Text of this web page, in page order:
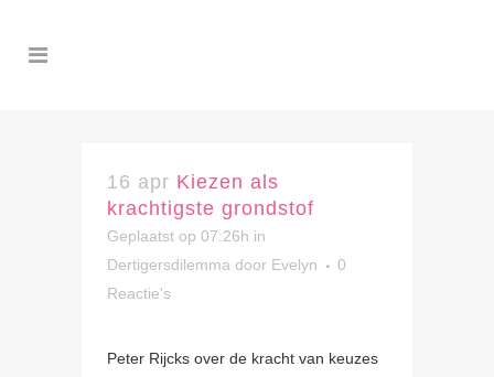
16 apr Kiezen als
krachtigste grondstof
Geplaatst op 07:26h in
Dertigersdilemma door Evelyn
0
Reactie's
Peter Rijcks over de kracht van keuzes